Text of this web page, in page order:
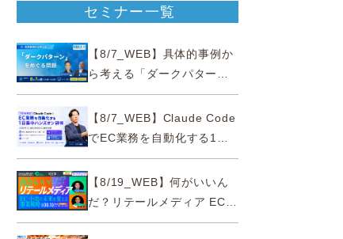
セミナー一覧
【8/7_WEB】具体的事例か
ら考える「ダークパター
ン」をめぐる問題【薬事法
広告研究所×通販通信
ECMO】
【8/7_WEB】Claude Code
でEC業務を自動化する1日
集中ハンズオン研修【10名
限定・東京三田】
【8/19_WEB】何がいいん
だ？リテールメディア EC・
小売の未来を変える事業戦